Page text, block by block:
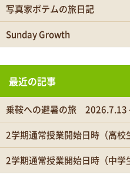
写真家ポテムの旅日記
Sunday Growth
最近の記事
乗鞍への避暑の旅
2学期通常授業開始日時（高校
2学期通常授業開始日時（中学